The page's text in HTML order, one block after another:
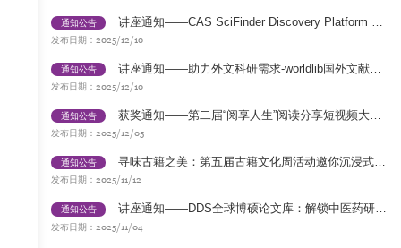
通知公告 讲座通知——CAS SciFinder Discovery Platform 助力高效检索医药信息
发布日期： 2025/12/10
通知公告 讲座通知——助力外文科研需求-worldlib国外文献整合平台
发布日期： 2025/12/10
通知公告 获奖通知——第二届“阅享人生”阅读分享短视频大赛圆满落幕
发布日期： 2025/12/05
通知公告 寻味古籍之美：第五届古籍文化周活动邀你沉浸式参与
发布日期： 2025/11/12
通知公告 讲座通知——DDS全球博硕论文库：解锁中医药研究的国际新视野！
发布日期： 2025/11/04